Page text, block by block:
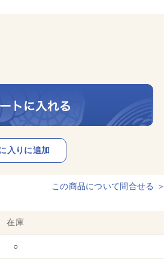
この商品について問合せる ＞
在庫
○